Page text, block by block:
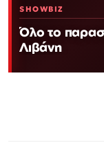
SHOWBIZ
Όλο το
Λιβάνη